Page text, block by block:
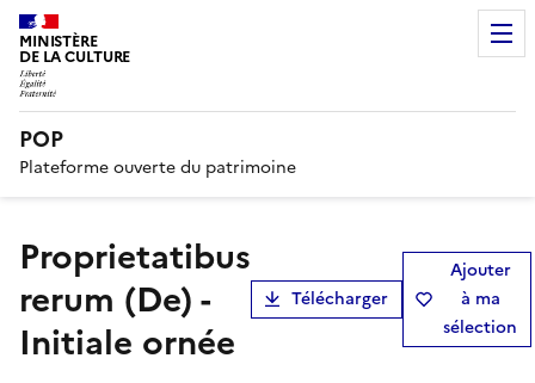
MINISTÈRE
DE LA CULTURE
POP
Plateforme ouverte du patrimoine
Proprietatibus
rerum (De) -
Initiale ornée
Télécharger
Ajouter
à ma
sélection